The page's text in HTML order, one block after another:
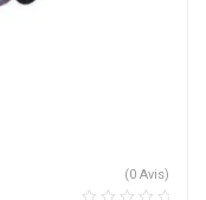
(0 Avis)